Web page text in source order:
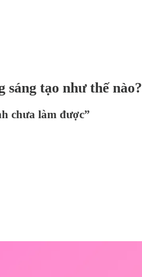
tạo như thế nào?
chưa làm được”